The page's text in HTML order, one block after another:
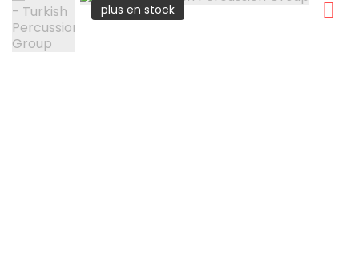
plus en stock